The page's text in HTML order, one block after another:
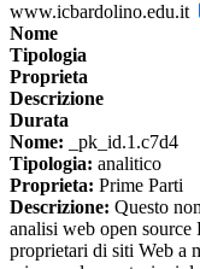
www.icbardolino.edu.it
Nome
Tipologia
Proprieta
Descrizione
Durata
Nome: _pk_id.1.c7d4
Tipologia: analitico
Proprieta: Prime Parti
Descrizione: Questo
analisi web open
proprietari di siti Web a